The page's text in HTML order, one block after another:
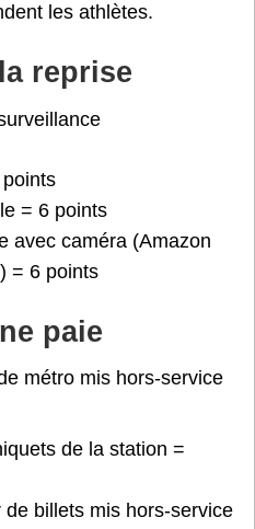
les athlètes.
reprise
= 6 points
avec caméra (Amazon
= 6 points
paie
métro mis hors-service
de la station =
billets mis hors-service